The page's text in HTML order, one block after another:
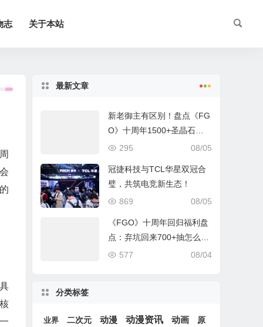
志 关于本站
最新文章
新老御主有区别！盘点《FG
O》十周年1500+圣晶石福
利全部获取方式
08/05
295
冠捷科技与TCL华星双冠合
璧，共筑电竞新生态！
08/05
869
《FGO》十周年回归福利盘
点：弃坑回来700+抽怎么
拿？
08/04
577
分类标签
业界 二次元 动漫 动漫资讯 动画
原